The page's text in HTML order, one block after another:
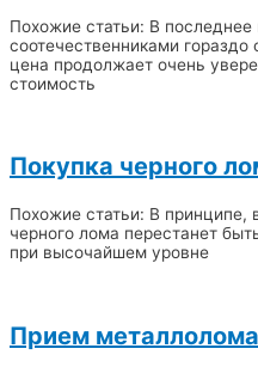
Похожие статьи: В
соотечественниками
цена продолжает очень
стоимость
Покупка черного
Похожие статьи: В принципе,
черного лома перестанет
при высочайшем уровне
Прием